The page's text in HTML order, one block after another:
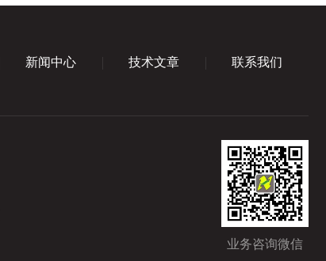
新闻中心 技术文章 联系我们
业务咨询微信